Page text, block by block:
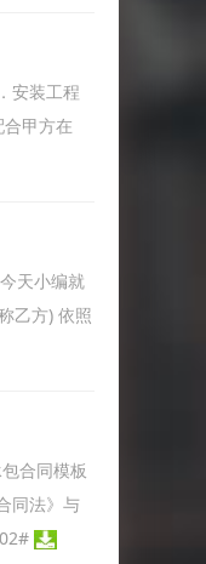
安装工程
合甲方在
天小编就
乙方) 依照
合同模板
同法》与